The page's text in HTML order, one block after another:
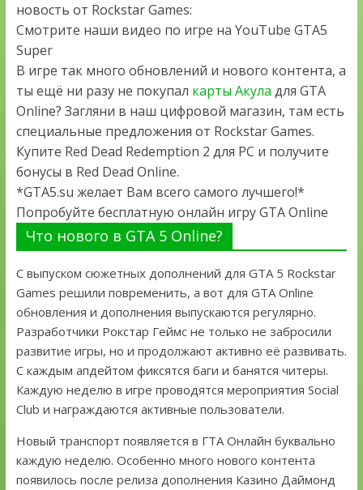
новость от Rockstar Games:
Смотрите наши видео по игре на YouTube GTA5
Super
В игре так много обновлений и нового контента, а
ты ещё ни разу не покупал карты Акула для GTA
Online? Загляни в наш цифровой магазин, там есть
специальные предложения от Rockstar Games.
Купите Red Dead Redemption 2 для PC и получите
бонусы в Red Dead Online.
*GTA5.su желает Вам всего самого лучшего!*
Попробуйте бесплатную онлайн игру GTA Online
Что нового в GTA 5 Online?
С выпуском сюжетных дополнений для GTA 5 Rockstar
Games решили повременить, а вот для GTA Online
обновления и дополнения выпускаются регулярно.
Разработчики Рокстар Геймс не только не забросили
развитие игры, но и продолжают активно её развивать.
С каждым апдейтом фиксятся баги и банятся читеры.
Каждую неделю в игре проводятся мероприятия Social
Club и награждаются активные пользователи.
Новый транспорт появляется в ГТА Онлайн буквально
каждую неделю. Особенно много нового контента
появилось после релиза дополнения Казино Даймонд